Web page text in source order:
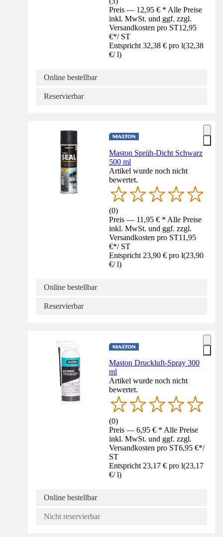
Preis — 12,95 € * Alle Preise
inkl. MwSt. und ggf. zzgl.
Versandkosten pro ST12,95
€*/ ST
Entspricht 32,38 € pro l(32,38
€/ l)
Online bestellbar
Reservierbar
Maston Sprüh-Dicht Schwarz
500 ml
Artikel wurde noch nicht
bewertet.
(0)
Preis — 11,95 € * Alle Preise
inkl. MwSt. und ggf. zzgl.
Versandkosten pro ST11,95
€*/ ST
Entspricht 23,90 € pro l(23,90
€/ l)
Online bestellbar
Reservierbar
Maston Druckluft-Spray 300
ml
Artikel wurde noch nicht
bewertet.
(0)
Preis — 6,95 € * Alle Preise
inkl. MwSt. und ggf. zzgl.
Versandkosten pro ST6,95 €*/
ST
Entspricht 23,17 € pro l(23,17
€/ l)
Online bestellbar
Nicht reservierbar